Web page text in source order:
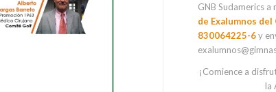
GNB Sudamerics
de Exalumnos
830064225-6y
¡Comience a
la